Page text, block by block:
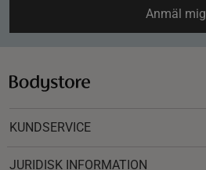
Anmäl mig
KUNDSERVICE
JURIDISK INFORMATION